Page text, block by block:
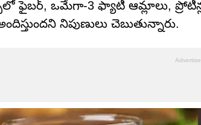
ఫైబర్, ఒమేగా-3 ఫ్యాటీ ఆమ్లాలు,
నిపుణులు చెబుతున్నారు.